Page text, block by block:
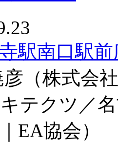
駅南口駅
彦 （株式会
テクツ／
EA協会）